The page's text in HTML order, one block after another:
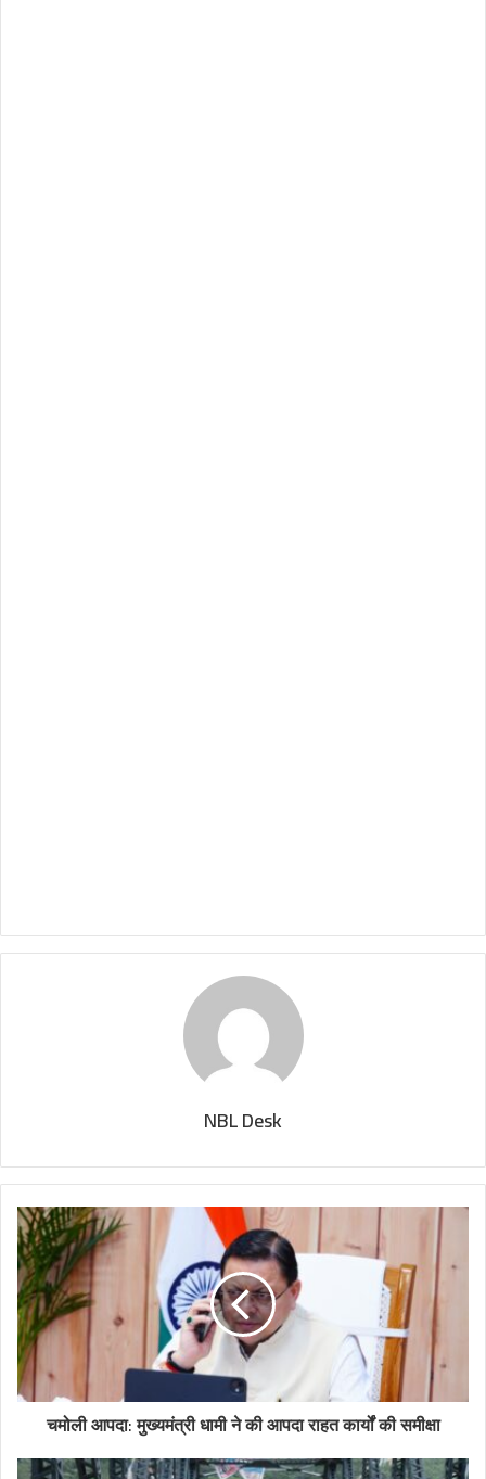
NBL Desk
चमोली आपदा: मुख्यमंत्री धामी ने की आपदा राहत कार्यों की समीक्षा